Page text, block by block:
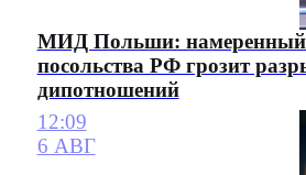
МИД Польши: намеренный
посольства РФ грозит
дипотношений
12:09
6 АВГ